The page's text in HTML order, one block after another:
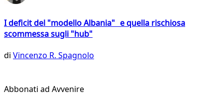
I deficit del "modello Albania" e quella rischiosa
scommessa sugli "hub"
di Vincenzo R. Spagnolo
Abbonati ad Avvenire